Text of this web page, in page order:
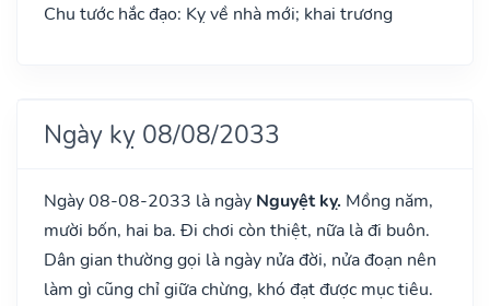
Chu tước hắc đạo: Kỵ về nhà mới; khai trương
Ngày kỵ 08/08/2033
Ngày 08-08-2033 là ngày Nguyệt kỵ. Mồng năm,
mười bốn, hai ba. Đi chơi còn thiệt, nữa là đi buôn.
Dân gian thường gọi là ngày nửa đời, nửa đoạn nên
làm gì cũng chỉ giữa chừng, khó đạt được mục tiêu.